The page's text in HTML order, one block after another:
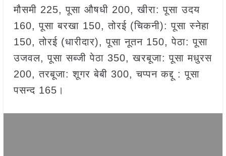
मौसमी 225, पूसा औषधी 200, खीरा: पूसा उदय
160, पूसा बरखा 150, तोरई (चिकनी): पूसा स्नेहा
150, तोरई (धारीदार), पूसा नूतन 150, पेठा: पूसा
उजवल, पूसा सब्जी पेठा 350, खरबूजा: पूसा मधुरस
200, तरबूजा: शूगर बेबी 300, चप्पन कद्दू : पूसा
पसन्द 165।